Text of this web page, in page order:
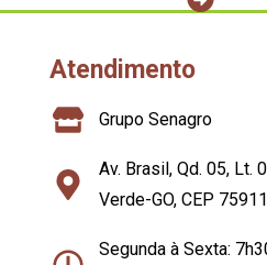
Atendimento
Grupo Senagro
Av. Brasil, Qd. 05, Lt.
Verde-GO, CEP
Segunda à Sexta: